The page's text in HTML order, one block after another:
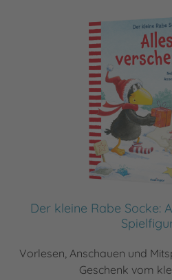
Der kleine Rabe Socke:
Vorlesen, Anschauen und
Geschenk vom